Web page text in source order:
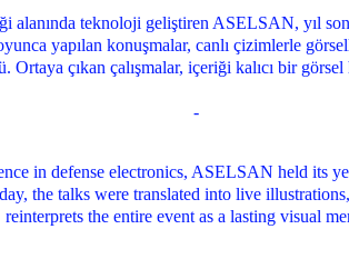
alanında teknoloji geliştiren ASELSAN, yıl
yapılan konuşmalar, canlı çizimlerle
Ortaya çıkan çalışmalar, içeriği kalıcı bir
-
in defense electronics, ASELSAN held its
the talks were translated into live
reinterprets the entire event as a lasting visual